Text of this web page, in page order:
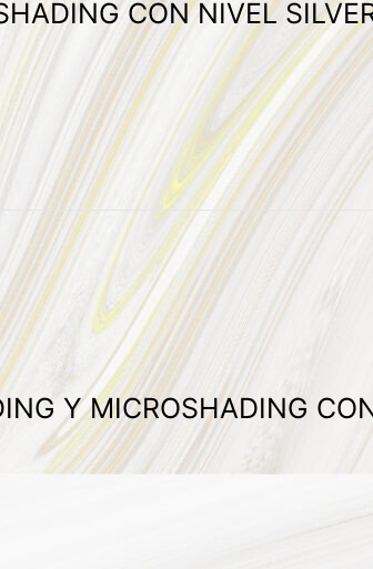
CON NIVEL
Y MICROSHADING